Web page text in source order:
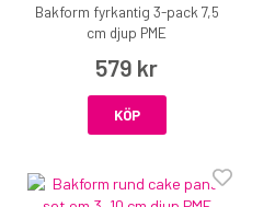
Bakform fyrkantig 3-pack 7,5
cm djup PME
579 kr
KÖP